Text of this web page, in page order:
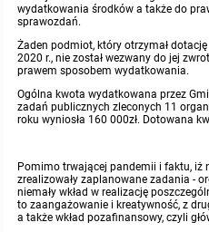
wydatkowania środków a także do
sprawozdań.
Żaden podmiot, który otrzymał
2020 r., nie został wezwany do jej
prawem sposobem wydatkowania.
Ogólna kwota wydatkowana przez
zadań publicznych zleconych 11
roku wyniosła 160 000zł. Dotowana
Pomimo trwającej pandemii i faktu, iż
zrealizowały zaplanowane zadania -
niemały wkład w realizację
to zaangażowanie i kreatywność, z
a także wkład pozafinansowy, czyli